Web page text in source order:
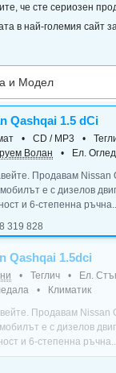
че сте сериозен
в най-големия сайт
и Модел
Qashqai 1.5 dCi
• CD / MP3 •
Волан
• Ел.
Продавам Nissan
е с дизелов
и 6-степенна
319 828
Qashqai 1.5dci
• Теглич • Ел.
•
Климатик
Продавам Nissan
е с дизелов
и 6-степенна